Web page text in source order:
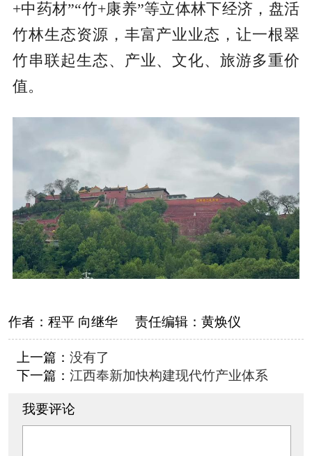
+中药材”“竹+康养”等立体林下经济，盘活
竹林生态资源，丰富产业业态，让一根翠
竹串联起生态、产业、文化、旅游多重价
值。
作者： 程平 向继华责任编辑： 黄焕仪
上一篇： 没有了
下一篇： 江西奉新加快构建现代竹产业体系
我要评论